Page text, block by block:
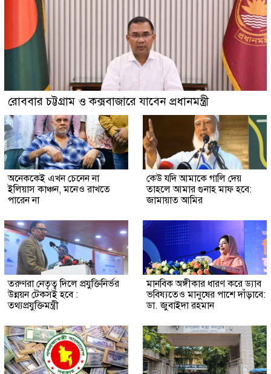
রোববার চট্টগ্রাম ও কক্সবাজারে যাবেন প্রধানমন্ত্রী
অনেককেই এখন চেনেন না
ইলিয়াস কাঞ্চন, মনেও রাখতে
পারেন না
কেউ যদি আমাকে গালি দেয়
তাহলে আমার গুনাহ মাফ হবে:
জামায়াত আমির
তরুণরা নেতৃত্ব দিলে প্রযুক্তিনির্ভর
উন্নয়ন টেকসই হবে :
তথ্যপ্রযুক্তিমন্ত্রী
মানবিক অঙ্গীকার ধারণ করে ড্যাব
ভবিষ্যতেও মানুষের পাশে দাঁড়াবে:
ডা. জুবাইদা রহমান